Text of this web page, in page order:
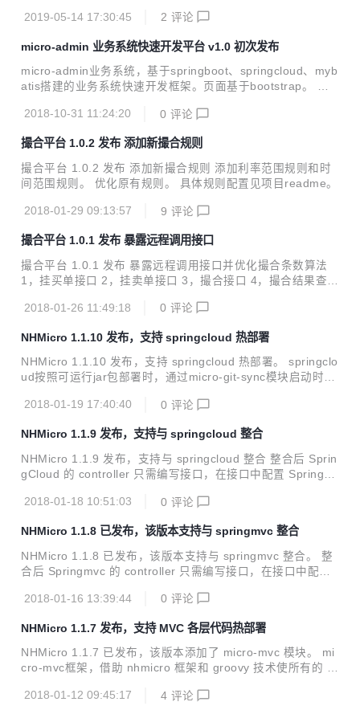
untSql,String sql, Map paramMap, Map pageMap) public I
p) public List getInfoListAllServiceByReq(String sql,Map p
aramM...
2019-05-14 17:30:45 2 评论
micro-admin 业务系统快速开发平台 v1.0 初次发布
micro-admin业务系统，基于springboot、springcloud、myb
atis搭建的业务系统快速开发框架。页面基于bootstrap。 数
使用Groovy开发controller、servicebean、dao层业务逻辑，
权限控制、用户管理、角色管理、字典管理、菜单管理等功
能，内置页面组件开发样例，这些通用功能可以直接使用使开
发人员集中精力快速开发定制化的业务功能。 内置用户登录页
色管理功能 内置各...
2018-10-31 11:24:20 0 评论
撮合平台 1.0.2 发布 添加新撮合规则
撮合平台 1.0.2 发布 添加新撮合规则 添加利率范围规则和时
间范围规则。 优化原有规则。 具体规则配置见项目readme。
2018-01-29 09:13:57 9 评论
撮合平台 1.0.1 发布 暴露远程调用接口
撮合平台 1.0.1 发布 暴露远程调用接口并优化撮合条数算法
1，挂买单接口 2，挂卖单接口 3，撮合接口 4，撮合结果查询
02018-01-26 11:49:18 0 评论
NHMicro 1.1.10 发布，支持 springcloud 热部署
NHMicro 1.1.10 发布，支持 springcloud 热部署。 springclo
ud按照可运行jar包部署时，通过micro-git-sync模块启动时和
icro-git-sync模块优点是： 1， 使应用按照可执行jar包运行
脚本代码。 3， 可以按照指定版本加载脚本。 SpringCloud整
合 demo 工程为 micro-springcloud-demo 更多详细信息请查
看：https://my.oschina.net/jeffreyning/blog/...
2018-01-19 17:40:40 0 评论
NHMicro 1.1.9 发布，支持与 springcloud 整合
NHMicro 1.1.9 发布，支持与 springcloud 整合 整合后 Sprin
gCloud 的 controller 只需编写接口，在接口中配置 SpringCl
ingCloud整合 demo 工程为 micro-springcloud-demo 更多
8918
2018-01-18 10:51:03 0 评论
NHMicro 1.1.8 已发布，该版本支持与 springmvc 整合
NHMicro 1.1.8 已发布，该版本支持与 springmvc 整合。 整
合后 Springmvc 的 controller 只需编写接口，在接口中配置
署。 springmvc 整合 demo 工程为 micro-springmvc-demo
2018-01-16 13:39:44 0 评论
NHMicro 1.1.7 发布，支持 MVC 各层代码热部署
NHMicro 1.1.7 已发布，该版本添加了 micro-mvc 模块。 mi
cro-mvc框架，借助 nhmicro 框架和 groovy 技术使所有的 c
和调试。 详见：https://my.oschina.net/jeffreyning/blog/160
2018-01-12 09:45:17 4 评论